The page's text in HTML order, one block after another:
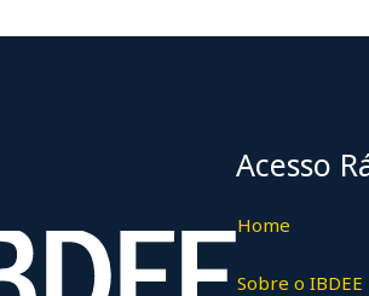
Hospedagem com tarifas
Acesso
Home
Sobre o IBDEE